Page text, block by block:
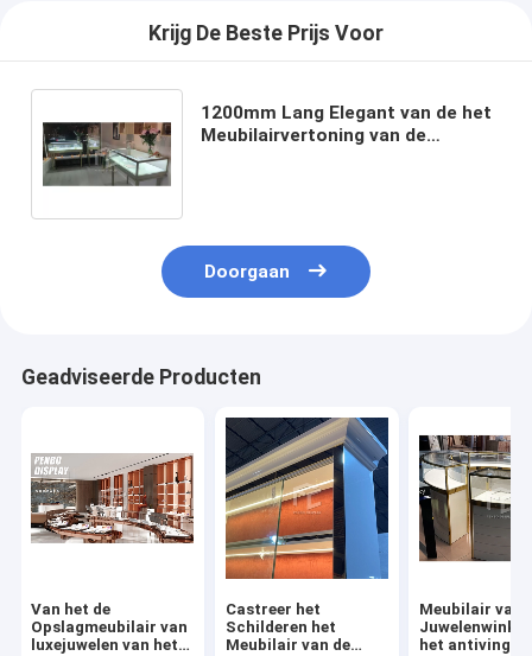
Krijg De Beste Prijs Voor
1200mm Lang Elegant van de het
Meubilairvertoning van de
Doorgaan
Geadviseerde Producten
Van het de
Opslagmeubilair van
luxejuwelen van het
Castreer het
Schilderen het
Meubilair van de
Meubilair van
Juwelenwinkel
het